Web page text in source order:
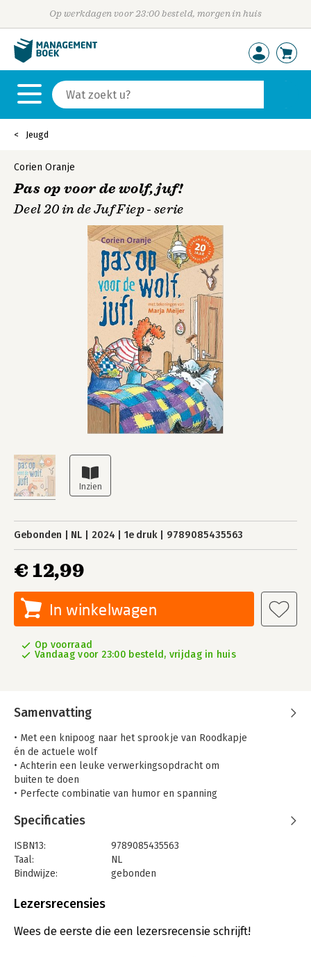
Op werkdagen voor 23:00 besteld, morgen in huis
Jeugd
Corien Oranje
Pas op voor de wolf, juf!
Deel 20 in de Juf Fiep - serie
Gebonden NL 2024 1e druk 9789085435563
€ 12,99
In winkelwagen
Op voorraad
Vandaag voor 23:00 besteld, vrijdag in huis
Samenvatting
• Met een knipoog naar het sprookje van Roodkapje
én de actuele wolf
• Achterin een leuke verwerkingsopdracht om
buiten te doen
• Perfecte combinatie van humor en spanning
Juf Fiep gaat met haar klas op pad om haar zieke oma een
mandje met lekkers te brengen. Maar het huis van oma staat in
het bos. En in het bos woont een wolf. Juf Fiep maakt zich geen
zorgen, ook niet als ze onderweg een wel heel woeste hond
tegenkomen. Maar als ze bij het huis van oma komen, zien ze
Specificaties
ISBN13:
9789085435563
Taal:
NL
Bindwijze:
gebonden
Uitgever:
Verschijningsdatum:
1-3-2024
Lezersrecensies
Wees de eerste die een lezersrecensie schrijft!